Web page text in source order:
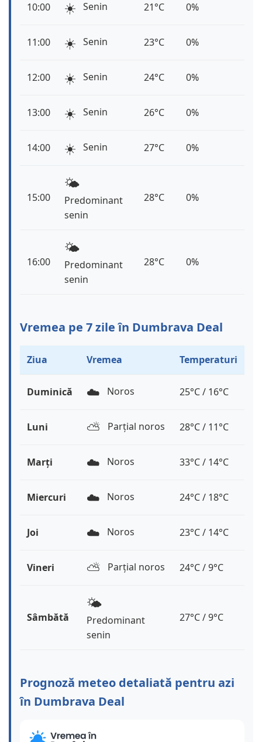
10:00 ☀️ Senin 21°C 0%
11:00 ☀️ Senin 23°C 0%
12:00 ☀️ Senin 24°C 0%
13:00 ☀️ Senin 26°C 0%
14:00 ☀️ Senin 27°C 0%
15:00
🌤️
Predominant
senin
28°C 0%
16:00
🌤️
Predominant
senin
28°C 0%
Vremea pe 7 zile în Dumbrava Deal
Ziua Vremea Temperaturi
Duminică ☁️ Noros 25°C / 16°C
Luni ⛅️ Parțial noros 28°C / 11°C
Marți ☁️ Noros 33°C / 14°C
Miercuri ☁️ Noros 24°C / 18°C
Joi ☁️ Noros 23°C / 14°C
Vineri ⛅️ Parțial noros 24°C / 9°C
Sâmbătă
🌤️
Predominant
senin
27°C / 9°C
Prognoză meteo detaliată pentru azi
în Dumbrava Deal